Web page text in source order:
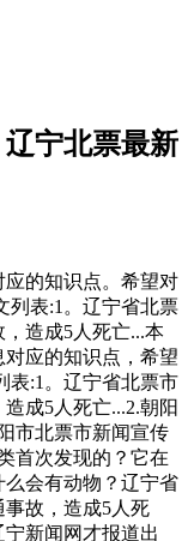
宁北票最新
的知识点。希望对
列表:1。辽宁省北票
造成5人死亡...本
应的知识点，希望
表:1。辽宁省北票市
成5人死亡...2.朝阳
市北票市新闻宣传
首次发现的？它在
么会有动物？辽宁省
故，造成5人死
宁新闻网才报道出